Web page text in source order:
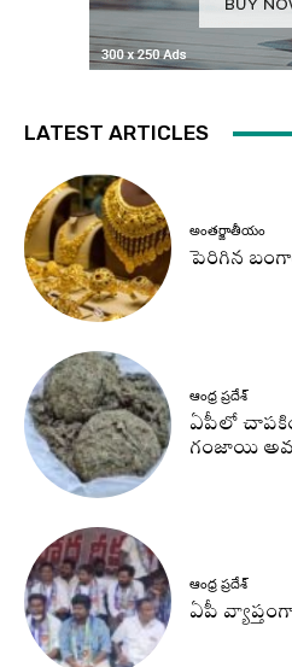
LATEST ARTICLES
అంతర్జాతీయం
పెరిగిన
ఆంధ్ర ప్రదేశ్
ఏపీలో
గంజాయి
ఆంధ్ర ప్రదేశ్
ఏపీ